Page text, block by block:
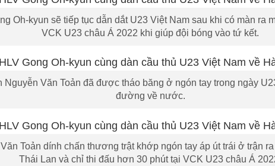
Oh-kyun sẽ tiếp tục dẫn dắt U23 Việt Nam sau khi có màn ra
VCK U23 châu Á 2022 khi giúp đội bóng vào tứ kết.
Nguyễn Văn Toản đã được tháo băng ở ngón tay trong ngày
đường về nước.
Toản dính chấn thương trật khớp ngón tay áp út trái ở trận
Thái Lan và chỉ thi đấu hơn 30 phút tại VCK U23 châu Á